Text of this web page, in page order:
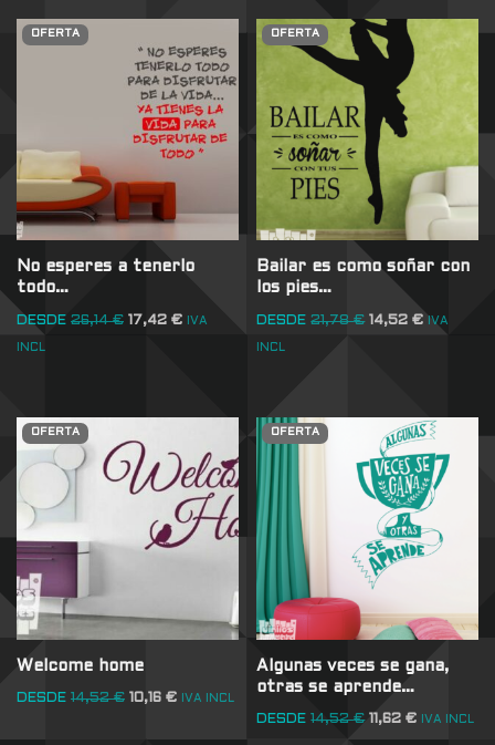
OFERTA
No esperes a tenerlo
todo…
DESDE 26,14€ 17,42 € IVA
INCL
OFERTA
Bailar es como soñar con
los pies…
DESDE 21,78€ 14,52€ IVA
INCL
OFERTA
Welcome home
DESDE 14,52€ 10,16 € IVA INCL
OFERTA
Algunas veces se gana,
otras se aprende…
DESDE 14,52€ 11,62€ IVA INCL